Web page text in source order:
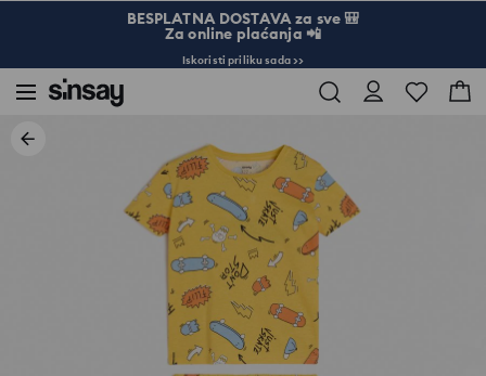
BESPLATNA DOSTAVA za sve 🎒
Za online plaćanja 📲
Iskoristi priliku sada >>